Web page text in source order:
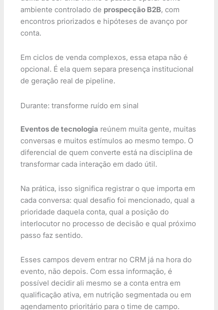
ambiente controlado de prospecção B2B, com
encontros priorizados e hipóteses de avanço por
conta.
Em ciclos de venda complexos, essa etapa não é
opcional. É ela quem separa presença institucional
de geração real de pipeline.
Durante: transforme ruído em sinal
Eventos de tecnologia reúnem muita gente, muitas
conversas e muitos estímulos ao mesmo tempo. O
diferencial de quem converte está na disciplina de
transformar cada interação em dado útil.
Na prática, isso significa registrar o que importa em
cada conversa: qual desafio foi mencionado, qual a
prioridade daquela conta, qual a posição do
interlocutor no processo de decisão e qual próximo
passo faz sentido.
Esses campos devem entrar no CRM já na hora do
evento, não depois. Com essa informação, é
possível decidir ali mesmo se a conta entra em
qualificação ativa, em nutrição segmentada ou em
agendamento prioritário para o time de campo.